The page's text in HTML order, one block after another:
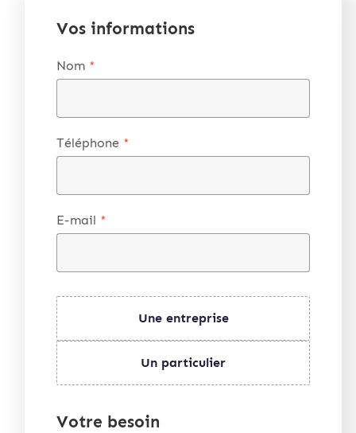
Vos informations
Nom *
Téléphone *
E-mail *
Une entreprise
Un particulier
Votre besoin